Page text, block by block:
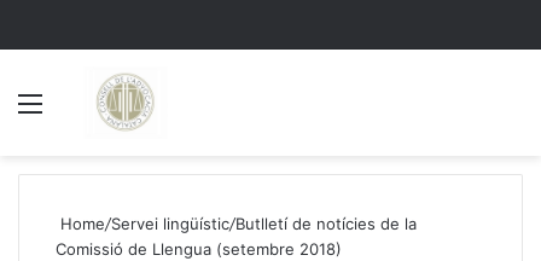
Home/Servei lingüístic/Butlletí de notícies de la
Comissió de Llengua (setembre 2018)